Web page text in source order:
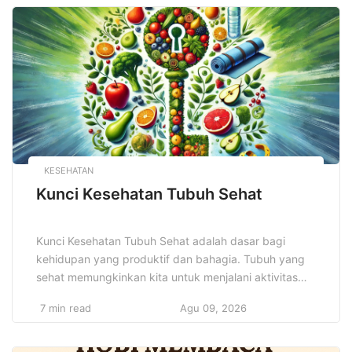
untuk merencanakan masa depan yang lebih baik,
mulai dari […]
KESEHATAN
Kunci Kesehatan Tubuh Sehat
Kunci Kesehatan Tubuh Sehat adalah dasar bagi
kehidupan yang produktif dan bahagia. Tubuh yang
sehat memungkinkan kita untuk menjalani aktivitas
Tidak ada yang lebih penting daripada menjaga
yang sehat bukan hanya bebas dari penyakit, tetapi
7 min read Agu 09, 2026